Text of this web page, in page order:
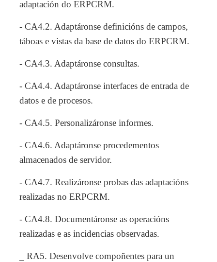
adaptación do ERPCRM.
- CA4.2. Adaptáronse definicións de campos,
táboas e vistas da base de datos do ERPCRM.
- CA4.3. Adaptáronse consultas.
- CA4.4. Adaptáronse interfaces de entrada de
datos e de procesos.
- CA4.5. Personalizáronse informes.
- CA4.6. Adaptáronse procedementos
almacenados de servidor.
- CA4.7. Realizáronse probas das adaptacións
realizadas no ERPCRM.
- CA4.8. Documentáronse as operacións
realizadas e as incidencias observadas.
_ RA5. Desenvolve compoñentes para un